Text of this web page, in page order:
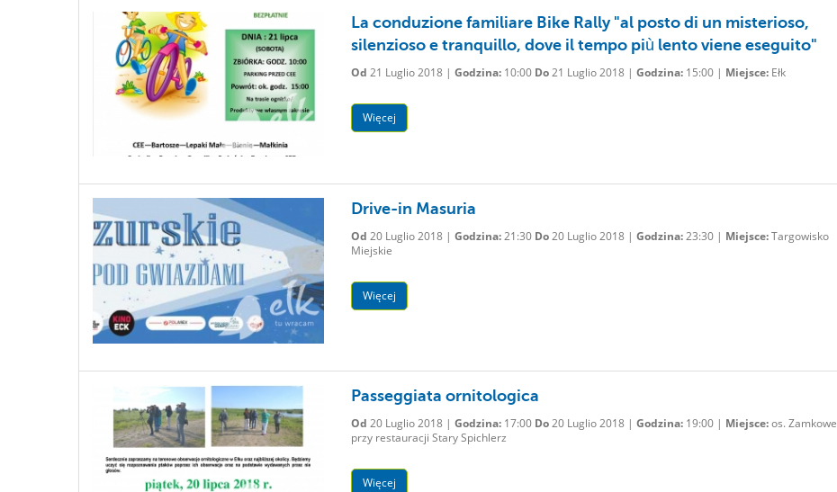
La conduzione familiare Bike Rally "al posto di un misterioso,
silenzioso e tranquillo, dove il tempo più lento viene eseguito"
Od 21 Luglio 2018 | Godzina:10:00 Do21 Luglio 2018 | Godzina:15:00 | Miejsce:Ełk
Więcej
Drive-in Masuria
Od 20 Luglio 2018 | Godzina:21:30 Do20 Luglio 2018 | Godzina:23:30 | Miejsce:Targowisko
Miejskie
Więcej
Passeggiata ornitologica
Od 20 Luglio 2018 | Godzina:17:00 Do20 Luglio 2018 | Godzina:19:00 | Miejsce:os. Zamkowe
przy restauracji Stary Spichlerz
Więcej